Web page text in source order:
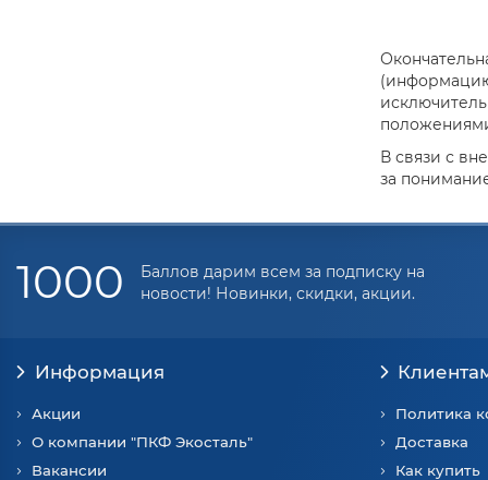
(информацию
В связи с
за
1000
Баллов дарим всем за подписку на
новости! Новинки, скидки, акции.
Информация
Акции
О компании "ПКФ Экосталь"
Вакансии
Политика
Доставка
Как купить